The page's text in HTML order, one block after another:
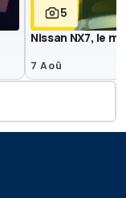
5
Nissan NX7, le
7 Aoû